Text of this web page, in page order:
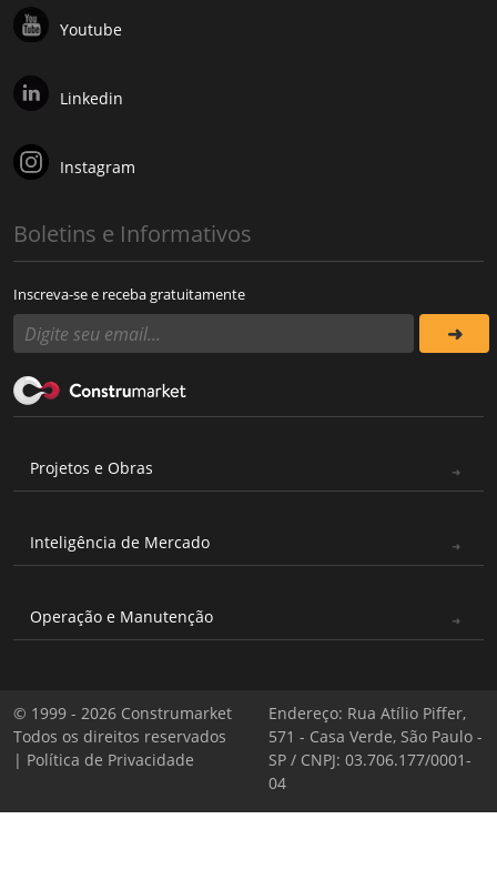
Youtube
Linkedin
Instagram
Boletins e Informativos
Inscreva-se e receba gratuitamente
Projetos e Obras
Inteligência de Mercado
Operação e Manutenção
© 1999 - 2026 Construmarket
Todos os direitos reservados
| Política de Privacidade
Endereço: Rua Atílio Piffer,
571 - Casa Verde, São Paulo -
SP / CNPJ: 03.706.177/0001-
04